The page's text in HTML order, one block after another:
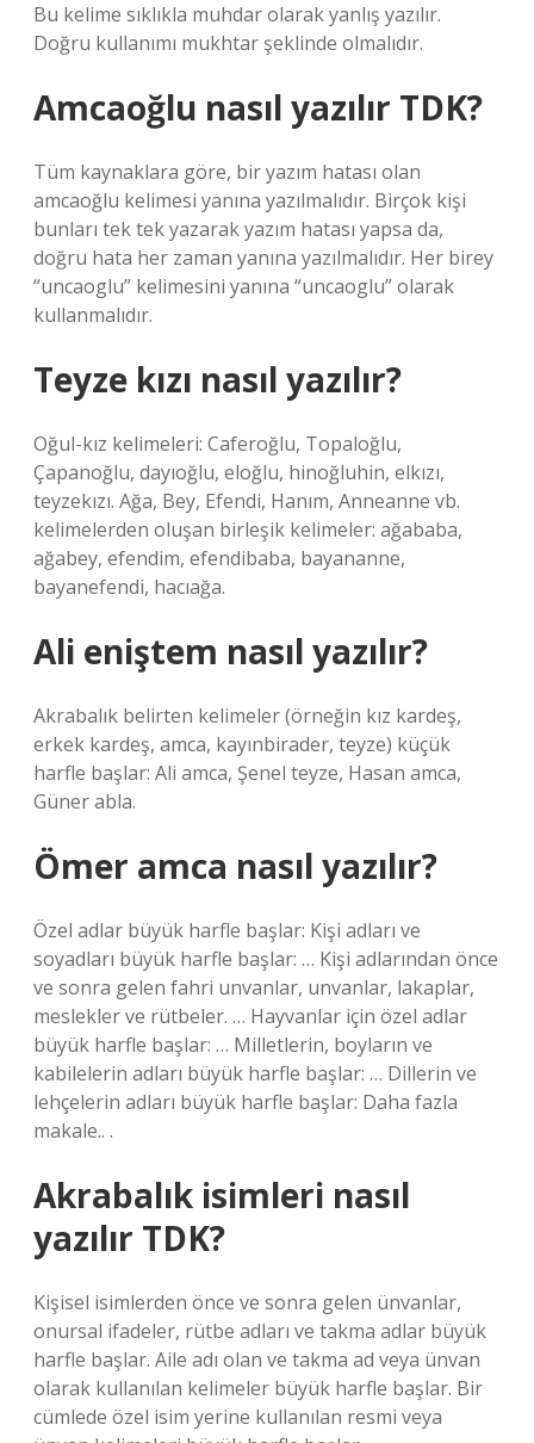
Bu kelime sıklıkla muhdar olarak yanlış yazılır.
Doğru kullanımı mukhtar şeklinde olmalıdır.
Amcaoğlu nasıl yazılır TDK?
Tüm kaynaklara göre, bir yazım hatası olan
amcaoğlu kelimesi yanına yazılmalıdır. Birçok kişi
bunları tek tek yazarak yazım hatası yapsa da,
doğru hata her zaman yanına yazılmalıdır. Her birey
“uncaoglu” kelimesini yanına “uncaoglu” olarak
kullanmalıdır.
Teyze kızı nasıl yazılır?
Oğul-kız kelimeleri: Caferoğlu, Topaloğlu,
Çapanoğlu, dayıoğlu, eloğlu, hinoğluhin, elkızı,
teyzekızı. Ağa, Bey, Efendi, Hanım, Anneanne vb.
kelimelerden oluşan birleşik kelimeler: ağababa,
ağabey, efendim, efendibaba, bayananne,
bayanefendi, hacıağa.
Ali eniştem nasıl yazılır?
Akrabalık belirten kelimeler (örneğin kız kardeş,
erkek kardeş, amca, kayınbirader, teyze) küçük
harfle başlar: Ali amca, Şenel teyze, Hasan amca,
Güner abla.
Ömer amca nasıl yazılır?
Özel adlar büyük harfle başlar: Kişi adları ve
soyadları büyük harfle başlar: … Kişi adlarından önce
ve sonra gelen fahri unvanlar, unvanlar, lakaplar,
meslekler ve rütbeler. … Hayvanlar için özel adlar
büyük harfle başlar: … Milletlerin, boyların ve
kabilelerin adları büyük harfle başlar: … Dillerin ve
lehçelerin adları büyük harfle başlar: Daha fazla
makale.. .
Akrabalık isimleri nasıl
yazılır TDK?
Kişisel isimlerden önce ve sonra gelen ünvanlar,
onursal ifadeler, rütbe adları ve takma adlar büyük
harfle başlar. Aile adı olan ve takma ad veya ünvan
olarak kullanılan kelimeler büyük harfle başlar. Bir
cümlede özel isim yerine kullanılan resmi veya